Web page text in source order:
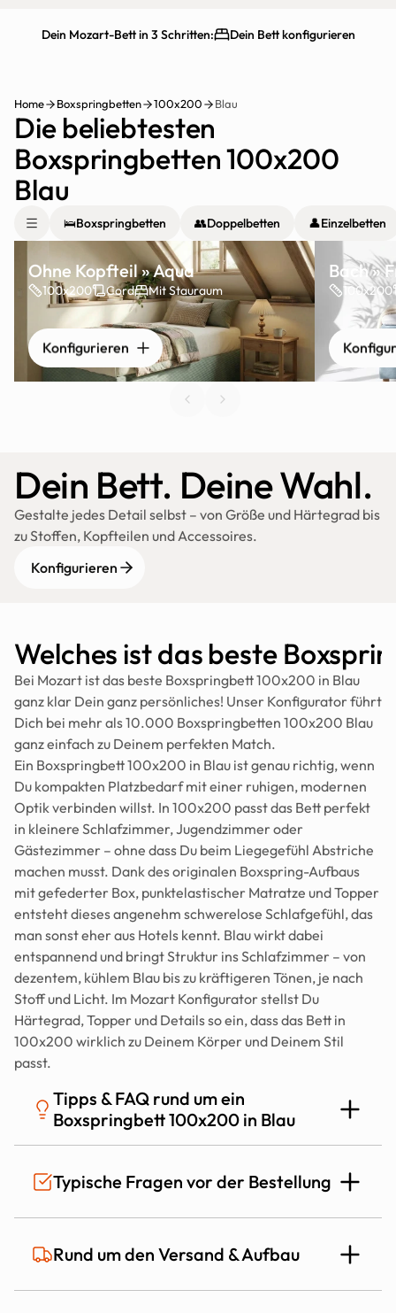
Dein Mozart-Bett in 3 Schritten:
Dein Bett konfigurieren
Home Boxspringbetten 100x200 Blau
Die beliebtesten
Boxspringbetten 100x200
Blau
🛌Boxspringbetten 👥Doppelbetten 👤Einzelbetten
Ohne Kopfteil » Aqua
100x200 Cord Mit Stauraum
Konfigurieren
Bach »
100x200
Dein Bett. Deine Wahl.
Gestalte jedes Detail selbst – von Größe und Härtegrad bis
zu Stoffen, Kopfteilen und Accessoires.
Konfigurieren
Welches ist das beste
Bei Mozart ist das beste Boxspringbett 100x200 in Blau
ganz klar Dein ganz persönliches! Unser Konfigurator führt
Dich bei mehr als 10.000 Boxspringbetten 100x200 Blau
ganz einfach zu Deinem perfekten Match.
Ein Boxspringbett 100x200 in Blau ist genau richtig, wenn
Du kompakten Platzbedarf mit einer ruhigen, modernen
Optik verbinden willst. In 100x200 passt das Bett perfekt
in kleinere Schlafzimmer, Jugendzimmer oder
Gästezimmer – ohne dass Du beim Liegegefühl Abstriche
machen musst. Dank des originalen Boxspring-Aufbaus
mit gefederter Box, punktelastischer Matratze und Topper
entsteht dieses angenehm schwerelose Schlafgefühl, das
man sonst eher aus Hotels kennt. Blau wirkt dabei
entspannend und bringt Struktur ins Schlafzimmer – von
dezentem, kühlem Blau bis zu kräftigeren Tönen, je nach
Stoff und Licht. Im Mozart Konfigurator stellst Du
Härtegrad, Topper und Details so ein, dass das Bett in
100x200 wirklich zu Deinem Körper und Deinem Stil
passt.
Tipps & FAQ rund um ein
Boxspringbett 100x200 in Blau
Für wen ist ein Boxspringbett 100x200 die
richtige Größe?
100x200 ist ideal, wenn Du ein komfortables Einzelbett
suchst, aber im Raum nicht zu viel Fläche verlieren willst –
Typische Fragen vor der Bestellung
Ist das Mozart Bett auch für Allergiker
Rund um den Versand & Aufbau